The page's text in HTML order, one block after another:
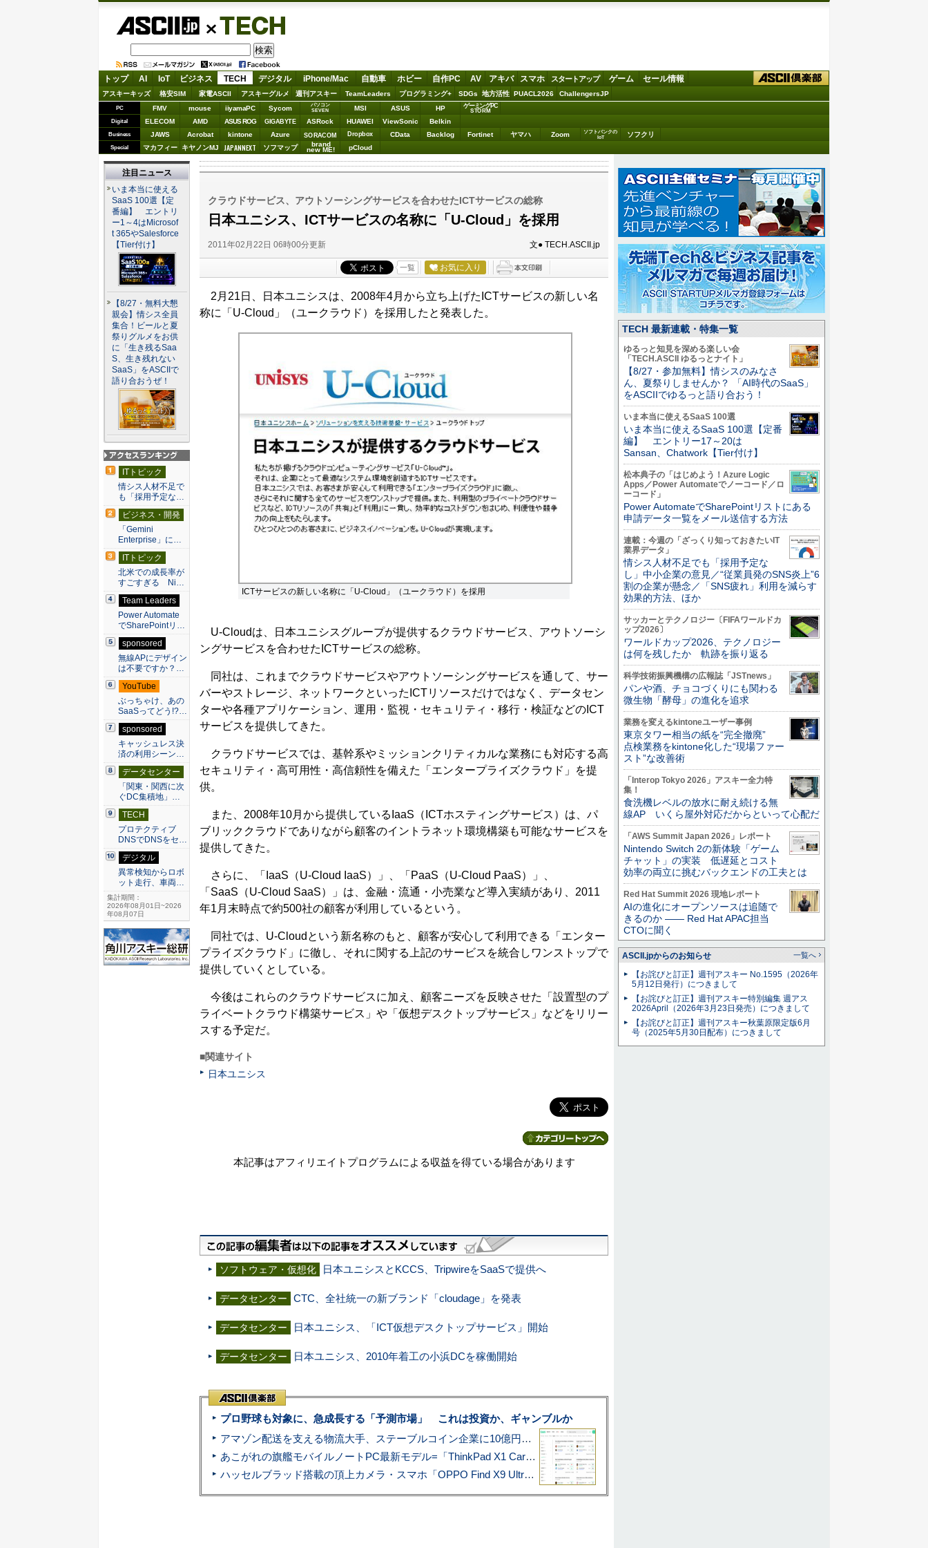
TECH
トップ AI IoT ビジネス TECH デジタル iPhone/Mac 自動車 ホビー 自作PC AV アキバ スマホ スタートアップ ゲーム セール情報
アスキーキッズ 格安SIM 家電ASCII アスキーグルメ 週刊アスキー TeamLeaders プログラミング+ SDGs 地方活性 PUACL2026 ChallengersJP
PC FMV mouse iiyamaPC Sycom
パソコン
SEVEN
MSI ASUS HP ゲーミングPC
STORM
Digital ELECOM AMD ASUS ROG GIGABYTE ASRock HUAWEI ViewSonic Belkin
Business JAWS Acrobat kintone Azure SORACOM Dropbox CData Backlog Fortinet ヤマハ Zoom
ソフトバンクの
IoT
ソフクリ
Special マカフィー キヤノンMJ JAPANNEXT ソフマップ brand
new ME! pCloud
クラウドサービス、アウトソーシングサービスを合わせたICTサービスの総称
日本ユニシス、ICTサービスの名称に「U-Cloud」を採用
2011年02月22日 06時00分更新 文● TECH.ASCII.jp
一覧 お気に入り
2月21日、日本ユニシスは、2008年4月から立ち上げたICTサービスの新しい名
称に「U-Cloud」（ユークラウド）を採用したと発表した。
ICTサービスの新しい名称に「U-Cloud」（ユークラウド）を採用
U-Cloudは、日本ユニシスグループが提供するクラウドサービス、アウトソーシ
ングサービスを合わせたICTサービスの総称。
同社は、これまでクラウドサービスやアウトソーシングサービスを通して、サー
バーやストレージ、ネットワークといったICTリソースだけではなく、データセン
ターや各種アプリケーション、運用・監視・セキュリティ・移行・検証などのICT
サービスを提供してきた。
クラウドサービスでは、基幹系やミッションクリティカルな業務にも対応する高
セキュリティ・高可用性・高信頼性を備えた「エンタープライズクラウド」を提
供。
また、2008年10月から提供しているIaaS（ICTホスティングサービス）は、パ
ブリッククラウドでありながら顧客のイントラネット環境構築も可能なサービスを
提供してきた。
さらに、「IaaS（U-Cloud IaaS）」、「PaaS（U-Cloud PaaS）」、
「SaaS（U-Cloud SaaS）」は、金融・流通・小売業など導入実績があり、2011
年1月末時点で約500社の顧客が利用しているという。
同社では、U-Cloudという新名称のもと、顧客が安心して利用できる「エンター
プライズクラウド」に徹し、それに関する上記のサービスを統合しワンストップで
提供していくとしている。
今後はこれらのクラウドサービスに加え、顧客ニーズを反映させた「設置型のプ
ライベートクラウド構築サービス」や「仮想デスクトップサービス」などをリリー
スする予定だ。
■関連サイト
日本ユニシス
本記事はアフィリエイトプログラムによる収益を得ている場合があります
ソフトウェア・仮想化 日本ユニシスとKCCS、TripwireをSaaSで提供へ
データセンター CTC、全社統一の新ブランド「cloudage」を発表
データセンター 日本ユニシス、「ICT仮想デスクトップサービス」開始
データセンター 日本ユニシス、2010年着工の小浜DCを稼働開始
プロ野球も対象に、急成長する「予測市場」 これは投資か、ギャンブルか
アマゾン配送を支える物流大手、ステーブルコイン企業に10億円投資のワケ
あこがれの旗艦モバイルノートPC最新モデル=「ThinkPad X1 Carbon Gen 14 Aura Edition」実機レビュー
ハッセルブラッド搭載の頂上カメラ・スマホ「OPPO Find X9 Ultra」実写レビュー=プロが本気で徹底撮影しました!!
注目ニュース
いま本当に使える
SaaS 100選【定
番編】 エントリ
ー1～4はMicrosof
t 365やSalesforce
【Tier付け】
【8/27・無料大懇
親会】情シス全員
集合！ビールと夏
祭りグルメをお供
に「生き残るSaa
S、生き残れない
SaaS」をASCIIで
語り合おうぜ！
アクセスランキン
グ
ITトピック
情シス人材不足で
も「採用予定な…
ビジネス・開発
「Gemini
Enterprise」に…
ITトピック
北米での成長率が
すごすぎる Ni…
Team Leaders
Power Automate
でSharePointリ…
sponsored
無線APにデザイン
は不要ですか？…
YouTube
ぶっちゃけ、あの
SaaSってどう!?…
sponsored
キャッシュレス決
済の利用シーン…
データセンター
「関東・関西に次
ぐDC集積地」…
TECH
プロテクティブ
DNSでDNSをセ…
デジタル
異常検知からロボ
ット走行、車両…
集計期間：
2026年08月01日~2026
年08月07日
TECH 最新連載・特集一覧
ゆるっと知見を深める楽しい会
「TECH.ASCII ゆるっとナイト」
【8/27・参加無料】情シスのみなさ
ん、夏祭りしませんか？ 「AI時代のSaaS」
をASCIIでゆるっと語り合おう！
いま本当に使えるSaaS 100選
いま本当に使えるSaaS 100選【定番
編】 エントリー17～20は
Sansan、Chatwork【Tier付け】
松本典子の「はじめよう！Azure Logic
Apps／Power Automateでノーコード／ロ
ーコード」
Power AutomateでSharePointリストにある
申請データ一覧をメール送信する方法
連載：今週の「ざっくり知っておきたいIT
業界データ」
情シス人材不足でも「採用予定な
し」中小企業の意見／“従業員発のSNS炎上”6
割の企業が懸念／「SNS疲れ」利用を減らす
効果的方法、ほか
サッカーとテクノロジー〔FIFAワールドカ
ップ2026〕
ワールドカップ2026、テクノロジー
は何を残したか 軌跡を振り返る
科学技術振興機構の広報誌「JSTnews」
パンや酒、チョコづくりにも関わる
微生物「酵母」の進化を追求
業務を変えるkintoneユーザー事例
東京タワー相当の紙を“完全撤廃”
点検業務をkintone化した“現場ファー
スト”な改善術
「Interop Tokyo 2026」アスキー全力特
集！
食洗機レベルの放水に耐え続ける無
線AP いくら屋外対応だからといって心配だ
「AWS Summit Japan 2026」レポート
Nintendo Switch 2の新体験「ゲーム
チャット」の実装 低遅延とコスト
効率の両立に挑むバックエンドの工夫とは
Red Hat Summit 2026 現地レポート
AIの進化にオープンソースは追随で
きるのか ―― Red Hat APAC担当
CTOに聞く
ASCII.jpからのお知らせ 一覧へ
【お詫びと訂正】週刊アスキー No.1595（2026年
5月12日発行）につきまして
【お詫びと訂正】週刊アスキー特別編集 週アス
2026April（2026年3月23日発売）につきまして
【お詫びと訂正】週刊アスキー秋葉原限定版6月
号（2025年5月30日配布）につきまして